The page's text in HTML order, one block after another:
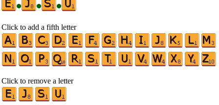
•
• •
Click to add a fifth letter
Click to remove a letter